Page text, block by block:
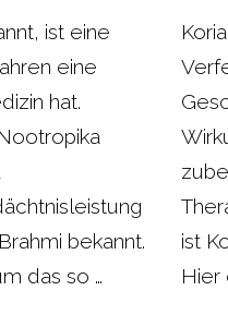
ist eine
eine
hat.
bekannt.
das so …
ist
Hier